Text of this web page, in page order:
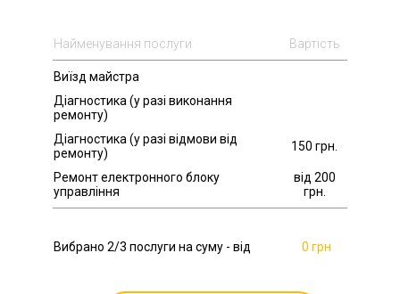
Найменування послуги Вартість
Вибрано 2/3 послуги на суму - від 0 грн
Виїзд майстра
Діагностика (у разі виконання
ремонту)
Діагностика (у разі відмови від
ремонту)
150 грн.
Ремонт електронного блоку
управління
від 200
грн.